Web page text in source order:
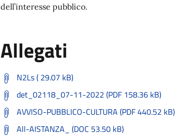
dell’interesse pubblico.
Allegati
N2Ls ( 29.07 kB)
det_02118_07-11-2022 (PDF 158.36 kB)
AVVISO-PUBBLICO-CULTURA (PDF 440.52 kB)
All-AISTANZA_ (DOC 53.50 kB)